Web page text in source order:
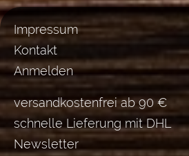
Impressum
Kontakt
Anmelden
versandkostenfrei ab 90 €
schnelle Lieferung mit DHL
Newsletter